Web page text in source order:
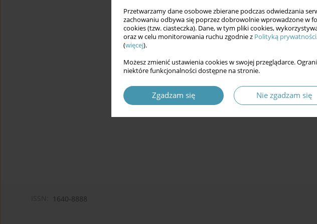
Przetwarzamy dane osobowe zbierane podczas odwiedzania
zachowaniu odbywa się poprzez dobrowolnie wprowadzone w
cookies (tzw. ciasteczka). Dane, w tym pliki cookies,
oraz w celu monitorowania ruchu zgodnie z Polityką prywatności
(więcej).
Możesz zmienić ustawienia cookies w swojej przeglądarce.
niektóre funkcjonalności dostępne na stronie.
Zgadzam się Nie zgadzam się
1640-8888